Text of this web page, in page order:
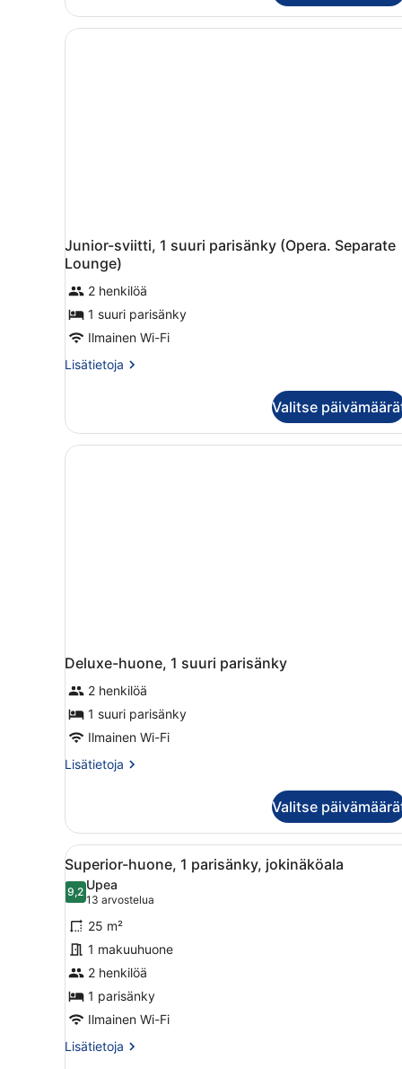
lahdelle
Junior-sviitti, 1 suuri parisänky (Opera. Separate
Lounge)
2 henkilöä
1 suuri parisänky
Ilmainen Wi-Fi
Lisätietoja
Lisätietoja
1
suuri
parisänky
Valitse
Deluxe-huone, 1 suuri parisänky
2 henkilöä
1 suuri parisänky
Ilmainen Wi-Fi
Lisätietoja
Lisätietoja
1
suuri
parisänky
Valitse
Avaa
kaikki
huonetyypin
Superior-
huone,
1
parisänky,
jokinäköala
kuvat
Ruokailutila, jossa on
7
Superior-huone, 1 parisänky, jokinäköala
9,29,2 kautta 10
Upea
13 arvostelua
(13
arvostelua)
25 m²
1 makuuhuone
2 henkilöä
1 parisänky
Ilmainen Wi-Fi
Lisätietoja
Lisätietoja